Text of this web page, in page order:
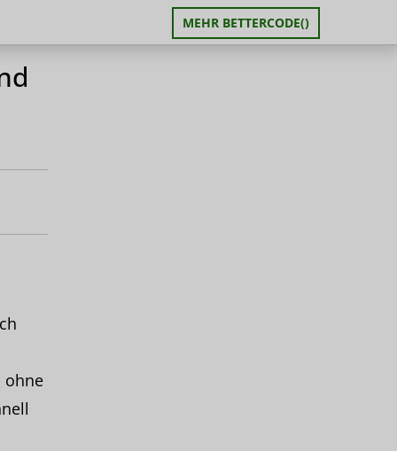
MEHR BETTERCODE()
ohne